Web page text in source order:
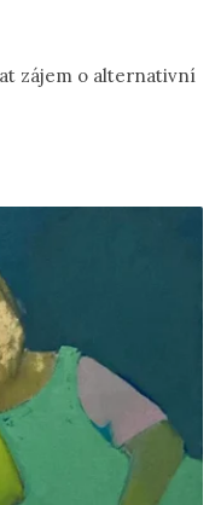
zájem o alternativní